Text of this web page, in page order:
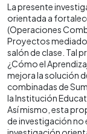
La presente
orientada a
(Operaciones
Proyectos mediado
salón de clase. Tal
¿Cómo el
mejora la solución
combinadas de
la Institución
Así mismo, esta
de investigación no